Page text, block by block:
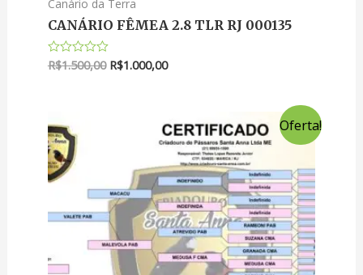
Canário da Terra
CANÁRIO FÊMEA 2.8 TLR RJ 000135
Avaliação
R$1.500,00 R$1.000,00
Oferta!